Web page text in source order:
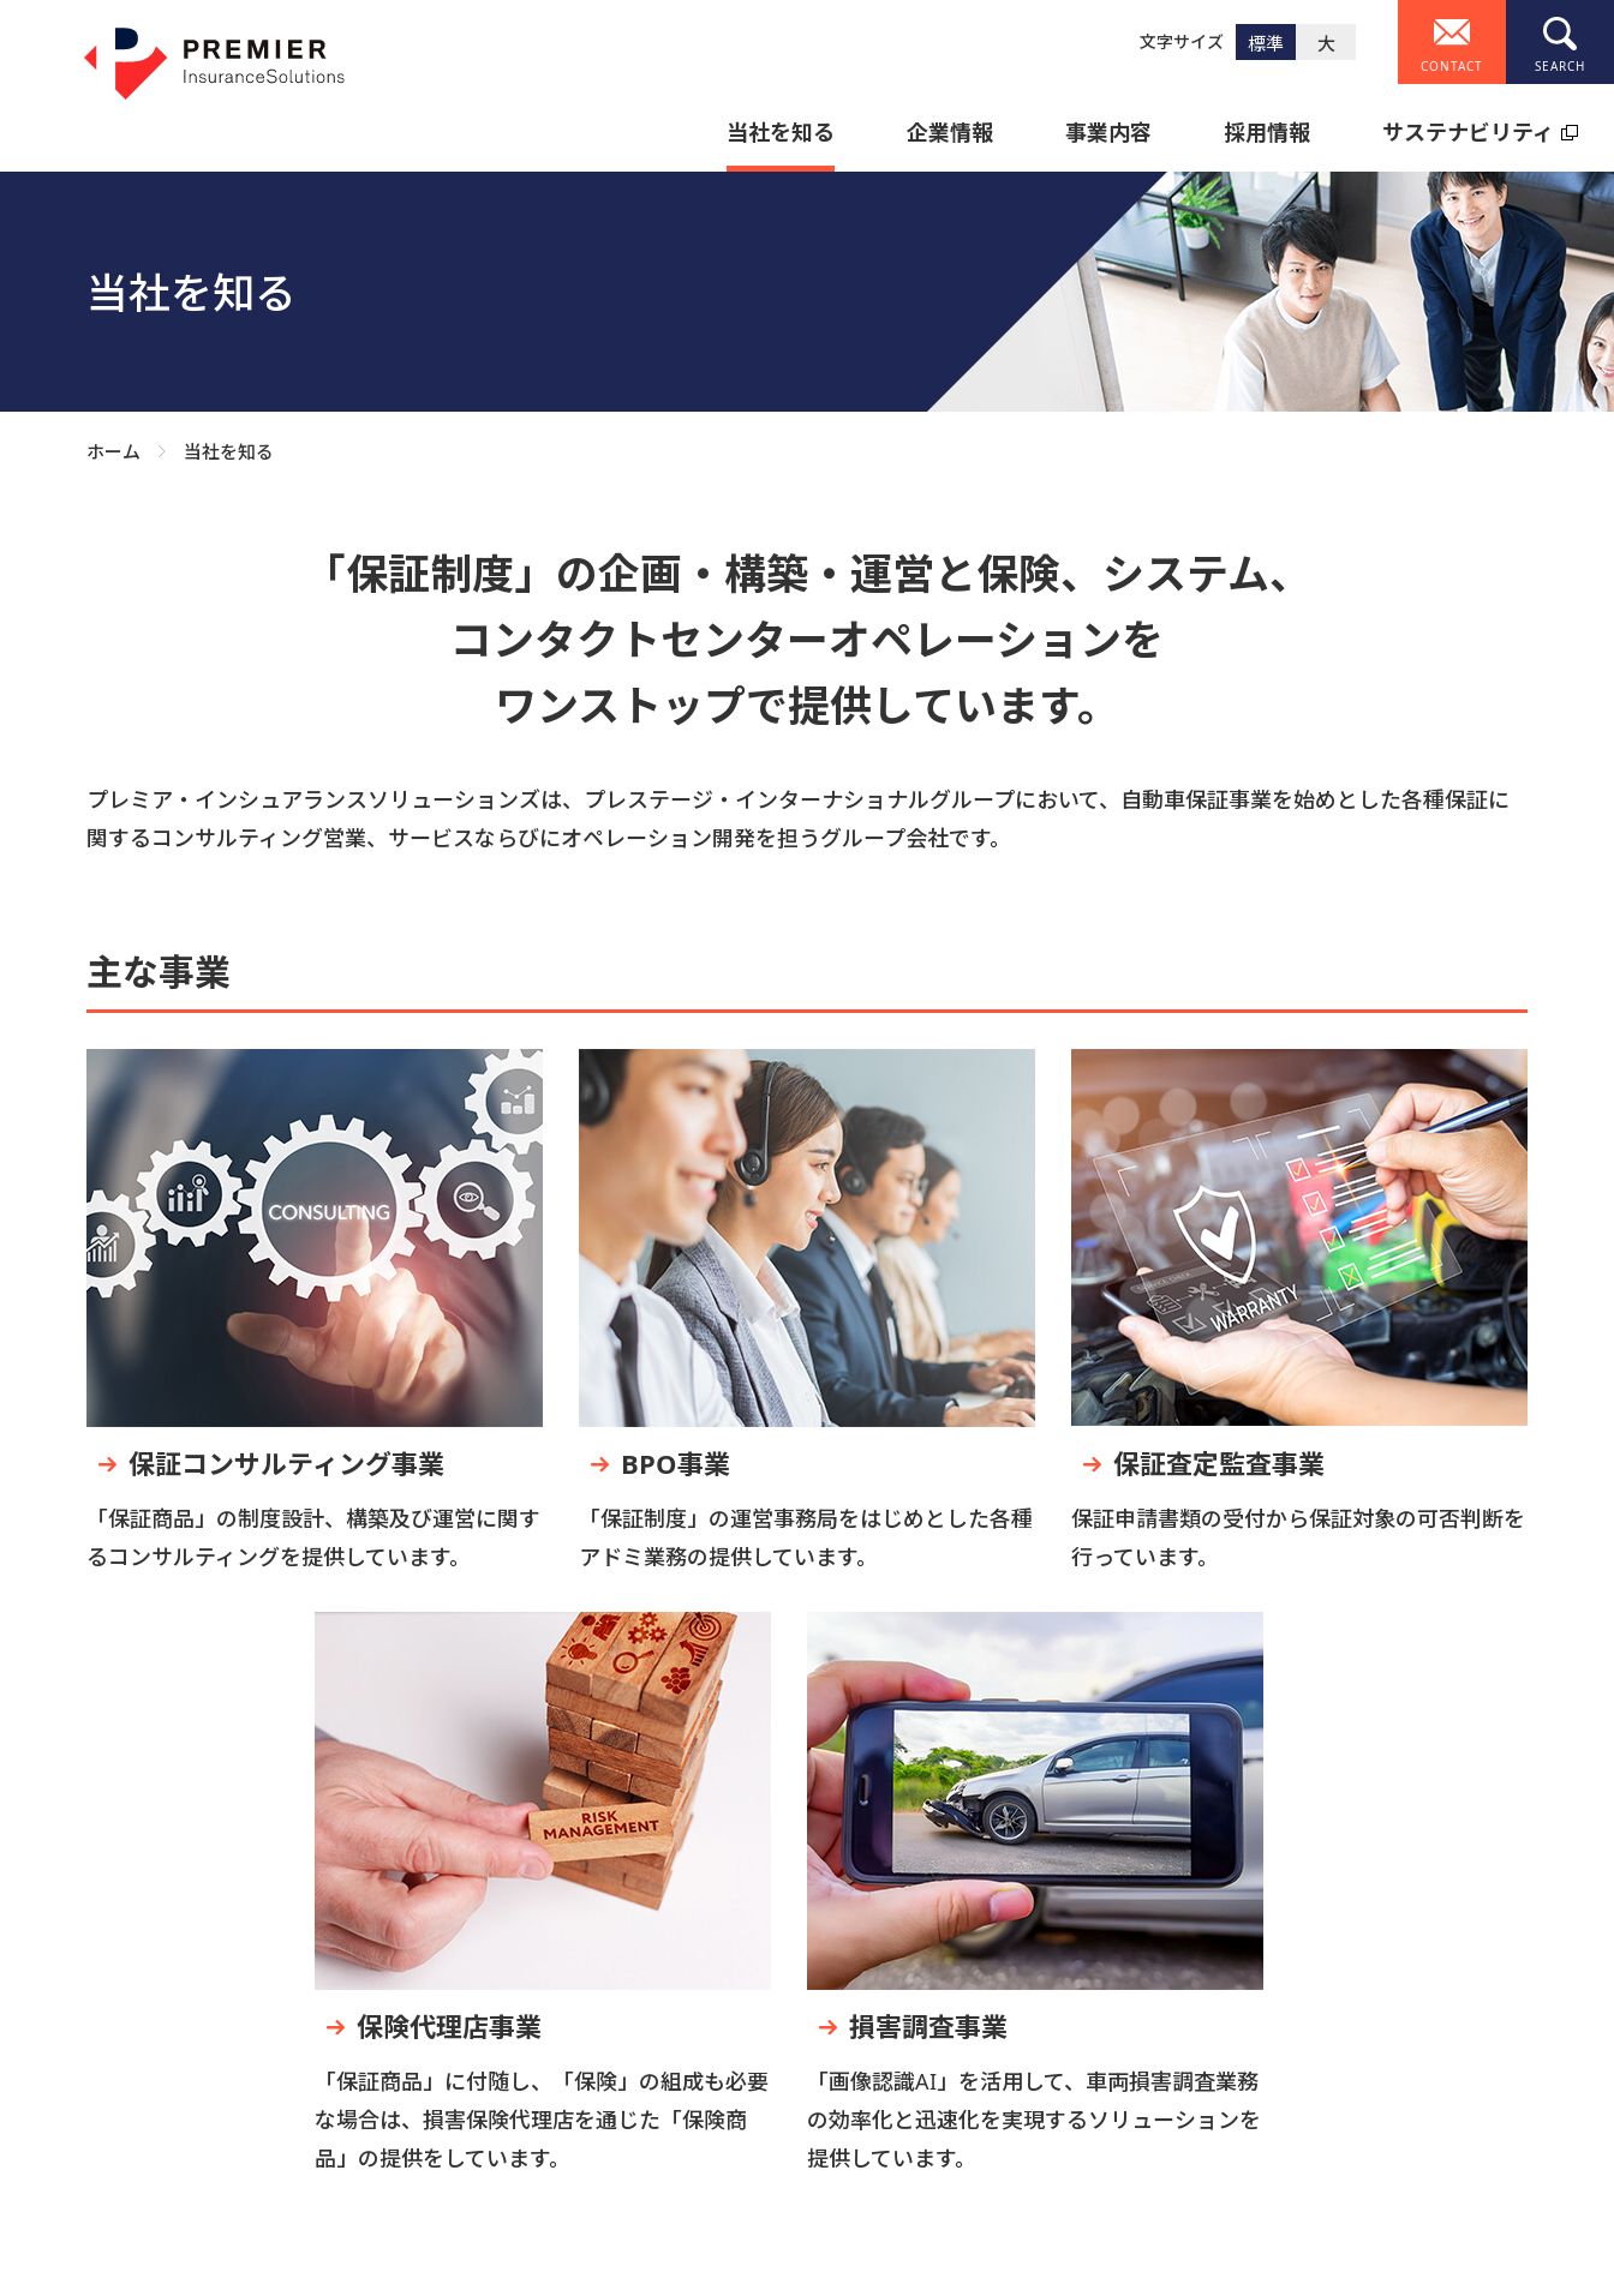
文字サイズ 標準 大
CONTACT
当社を知る 企業情報 事業内容 採用情報 サステナビリティ
当社を知る
ホーム 当社を知る
「保証制度」の企画・構築・運営と保険、システム、
コンタクトセンターオペレーションを
ワンストップで提供しています。
プレミア・インシュアランスソリューションズは、プレステージ・インターナショナルグループにおいて、自動車保証事業を始めとした各種保証に
関するコンサルティング営業、サービスならびにオペレーション開発を担うグループ会社です。
主な事業
保証コンサルティング事業
「保証商品」の制度設計、構築及び運営に関す
るコンサルティングを提供しています。
BPO事業
「保証制度」の運営事務局をはじめとした各種
アドミ業務の提供しています。
保証査定監査事業
保証申請書類の受付から保証対象の可否判断を
行っています。
保険代理店事業
「保証商品」に付随し、「保険」の組成も必要
な場合は、損害保険代理店を通じた「保険商
品」の提供をしています。
損害調査事業
「画像認識AI」を活用して、車両損害調査業務
の効率化と迅速化を実現するソリューションを
提供しています。